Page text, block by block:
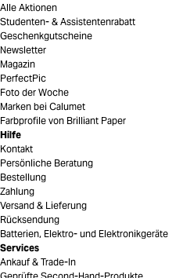
Alle Aktionen
Studenten- & Assistentenrabatt
Geschenkgutscheine
Newsletter
Magazin
PerfectPic
Foto der Woche
Marken bei Calumet
Farbprofile von Brilliant Paper
Hilfe
Kontakt
Persönliche Beratung
Bestellung
Zahlung
Versand & Lieferung
Rücksendung
Batterien, Elektro- und Elektronikgeräte
Services
Ankauf & Trade-In